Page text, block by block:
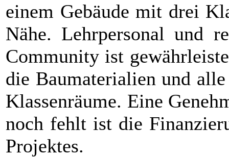
einem Gebäude mit drei
Nähe. Lehrpersonal und
Community ist
die Baumaterialien und
Klassenräume. Eine
noch fehlt ist die
Projektes.